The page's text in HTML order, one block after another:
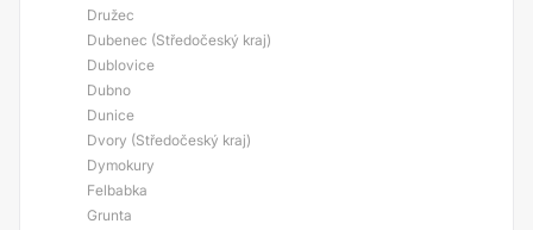
Družec
Dubenec (Středočeský kraj)
Dublovice
Dubno
Dunice
Dvory (Středočeský kraj)
Dymokury
Felbabka
Grunta